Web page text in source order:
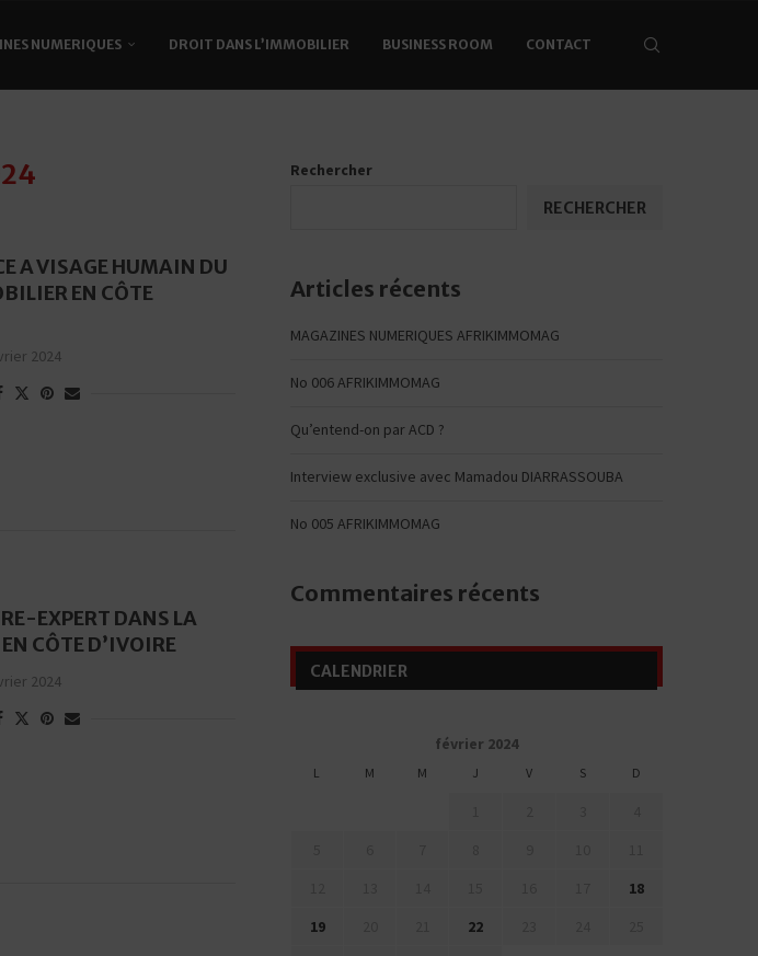
NUMERIQUES DROIT DANS L’IMMOBILIER BUSINESS ROOM CONTACT
A VISAGE HUMAIN DU
EN CÔTE
2024
EXPERT DANS LA
CÔTE D’IVOIRE
2024
Rechercher
RECHERCHER
Articles récents
MAGAZINES NUMERIQUES AFRIKIMMOMAG
No 006 AFRIKIMMOMAG
Qu’entend-on par ACD ?
Interview exclusive avec Mamadou DIARRASSOUBA
No 005 AFRIKIMMOMAG
Commentaires récents
CALENDRIER
février 2024
L M M J V S D
18
19
22